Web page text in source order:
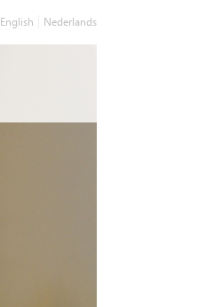
English Nederlands